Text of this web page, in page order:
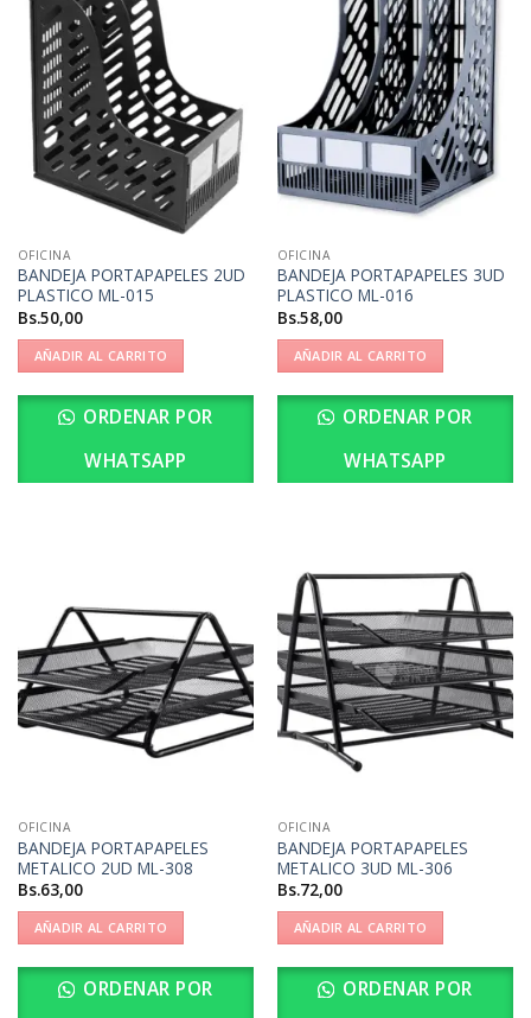
OFICINA
BANDEJA PORTAPAPELES 2UD
PLASTICO ML-015
Bs.50,00
AÑADIR AL CARRITO
ORDENAR POR
WHATSAPP
OFICINA
BANDEJA PORTAPAPELES 3UD
PLASTICO ML-016
Bs.58,00
AÑADIR AL CARRITO
ORDENAR POR
WHATSAPP
OFICINA
BANDEJA PORTAPAPELES
METALICO 2UD ML-308
Bs.63,00
AÑADIR AL CARRITO
ORDENAR POR
OFICINA
BANDEJA PORTAPAPELES
METALICO 3UD ML-306
Bs.72,00
AÑADIR AL CARRITO
ORDENAR POR